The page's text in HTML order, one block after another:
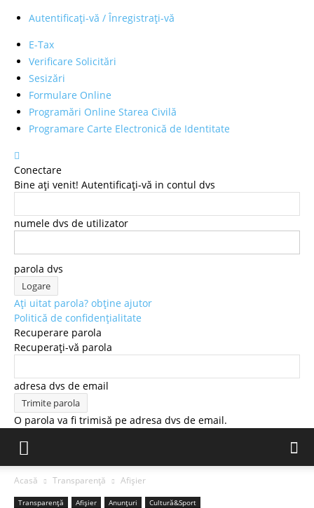
Autentificați-vă / Înregistrați-vă
E-Tax
Verificare Solicitări
Sesizări
Formulare Online
Programări Online Starea Civilă
Programare Carte Electronică de Identitate
Conectare
Bine ați venit! Autentificați-vă in contul dvs
numele dvs de utilizator
parola dvs
Ați uitat parola? obține ajutor
Politică de confidențialitate
Recuperare parola
Recuperați-vă parola
adresa dvs de email
O parola va fi trimisă pe adresa dvs de email.
Acasă Transparență Afișier
Transparență Afișier Anunțuri
Cultură&Sport